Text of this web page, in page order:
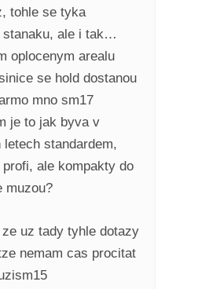
tohle se tyka
stanaku, ale i tak…
oplocenym arealu
se hold dostanou
mno sm17
je to jak byva v
letech standardem,
ale kompakty do
muzou?
uz tady tyhle dotazy
nemam cas procitat